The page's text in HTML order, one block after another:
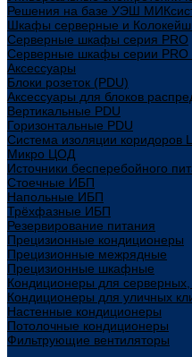
Решения на базе УЭШ
Шкафы серверные и
Серверные шкафы серия PRO
Серверные шкафы серии PRO
Аксессуары
Блоки розеток (PDU)
Аксессуары для блоков
Вертикальные PDU
Горизонтальные PDU
Система изоляции коридоров
Микро ЦОД
Источники бесперебойного
Стоечные ИБП
Напольные ИБП
Трёхфазные ИБП
Резервирование питания
Прецизионные кондиционеры
Прецизионные межрядные
Прецизионные шкафные
Кондиционеры для
Кондиционеры для уличных
Настенные кондиционеры
Потолочные кондиционеры
Фильтрующие вентиляторы